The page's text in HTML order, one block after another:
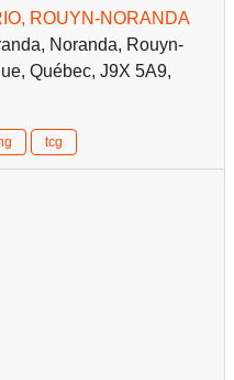
ROUYN-NORANDA
Noranda, Rouyn-
Québec, J9X 5A9,
tcg